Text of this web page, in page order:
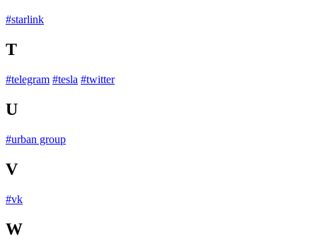
#starlink
T
#telegram #tesla #twitter
U
#urban group
V
#vk
W